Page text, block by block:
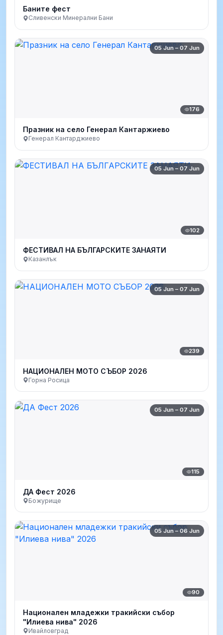
Баните фест
Сливенски Минерални Бани
05 Jun – 07 Jun
176
Празник на село Генерал Кантаржиево
Генерал Кантарджиево
05 Jun – 07 Jun
102
ФЕСТИВАЛ НА БЪЛГАРСКИТЕ ЗАНАЯТИ
Казанлък
05 Jun – 07 Jun
239
НАЦИОНАЛЕН МОТО СЪБОР 2026
Горна Росица
05 Jun – 07 Jun
115
ДА Фест 2026
Божурище
05 Jun – 06 Jun
90
Национален младежки тракийски събор
"Илиева нива" 2026
Ивайловград